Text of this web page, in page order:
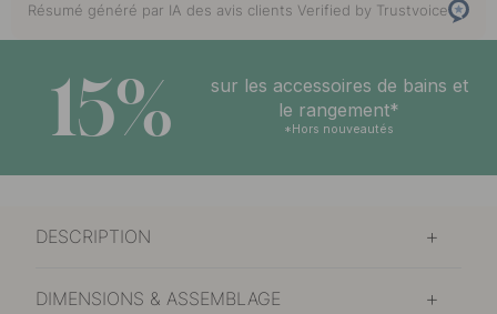
Résumé généré par IA des avis clients Verified by Trustvoice
15%
sur les accessoires de bains et
le rangement*
*Hors nouveautés
DESCRIPTION
DIMENSIONS & ASSEMBLAGE